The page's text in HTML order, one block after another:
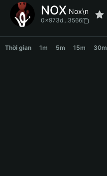
简体中文
繁體中文
Bahasa Indonesia
NOX Nox\n
0x973d...3566
NOX Price Chart
Thời gian 1m 5m 15m 30m